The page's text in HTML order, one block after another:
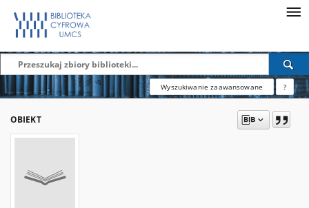
Wyszukiwanie zaawansowane ?
OBIEKT